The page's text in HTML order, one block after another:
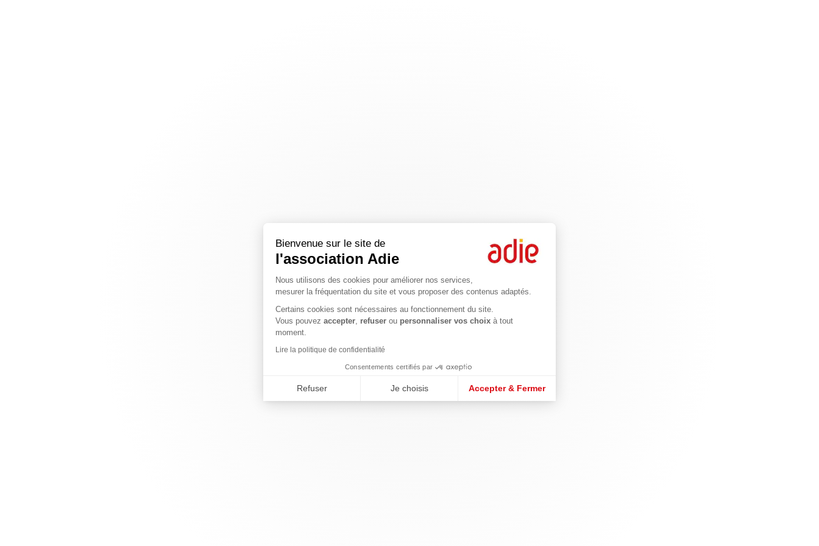
Bienvenue sur le site de
l'association Adie
Nous utilisons des cookies pour améliorer nos services,
mesurer la fréquentation du site et vous proposer des contenus adaptés.
Certains cookies sont nécessaires au fonctionnement du site.
Vous pouvez accepter, refuser ou personnaliser vos choix à tout
moment.
Lire la politique de confidentialité
Consentements certifiés par
Refuser Je choisis Accepter & Fermer
Axeptio consent